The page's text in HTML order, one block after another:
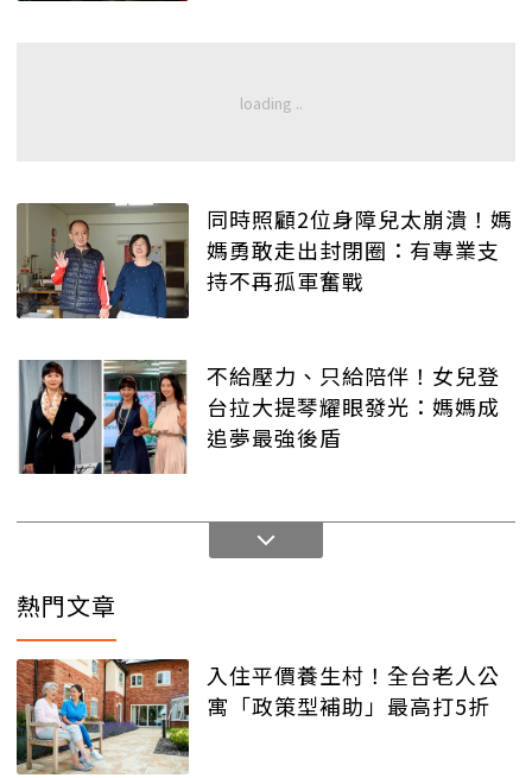
同時照顧2位身障兒太崩潰！媽
媽勇敢走出封閉圈：有專業支
持不再孤軍奮戰
不給壓力、只給陪伴！女兒登
台拉大提琴耀眼發光：媽媽成
追夢最強後盾
熱門文章
入住平價養生村！全台老人公
寓「政策型補助」最高打5折